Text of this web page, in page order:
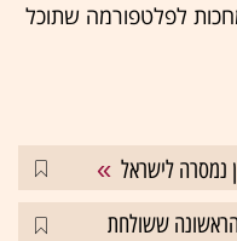
לפלטפורמה שתוכל
נמסרה לישראל
ששולחת